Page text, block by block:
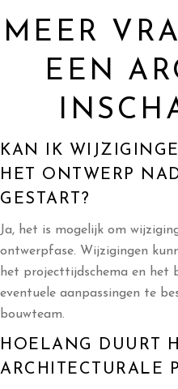
MEER
EEN
KAN IK
HET ONTWERP
GESTART?
Ja, het is mogelijk om
ontwerpfase. Wijzigingen
het projecttijdschema en het
eventuele aanpassingen te
bouwteam.
HOELANG DUURT
ARCHITECTURALE